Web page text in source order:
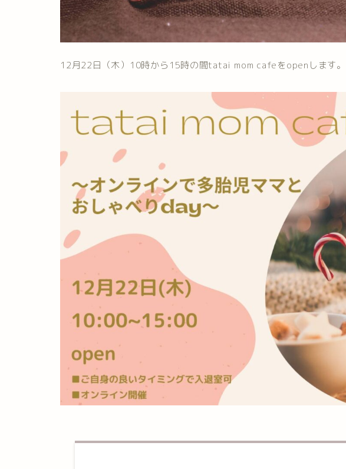
12月22日（木）10時から15時の間tatai mom cafeをopenします。